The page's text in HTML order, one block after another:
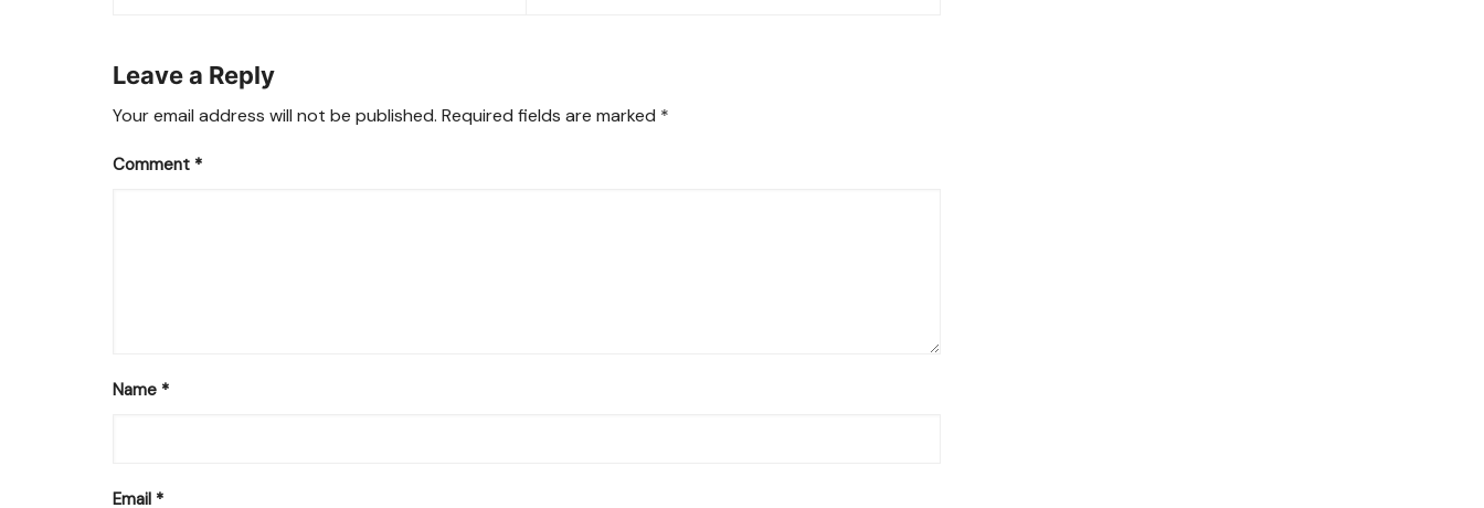
Leave a Reply
Your email address will not be published. Required fields are marked *
Comment *
Name *
Email *